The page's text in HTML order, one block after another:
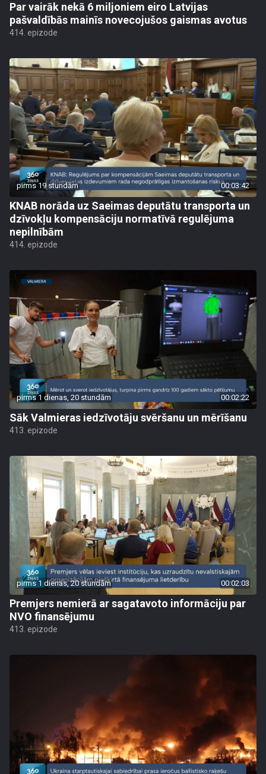
Par vairāk nekā 6 miljoniem eiro Latvijas
pašvaldībās mainīs novecojušos gaismas avotus
414. epizode
pirms 19 stundām 00:03:42
KNAB norāda uz Saeimas deputātu transporta un
dzīvokļu kompensāciju normatīvā regulējuma
nepilnībām
414. epizode
pirms 1 dienas, 20 stundām 00:02:22
Sāk Valmieras iedzīvotāju svēršanu un mērīšanu
413. epizode
pirms 1 dienas, 20 stundām 00:02:03
Premjers nemierā ar sagatavoto informāciju par
NVO finansējumu
413. epizode